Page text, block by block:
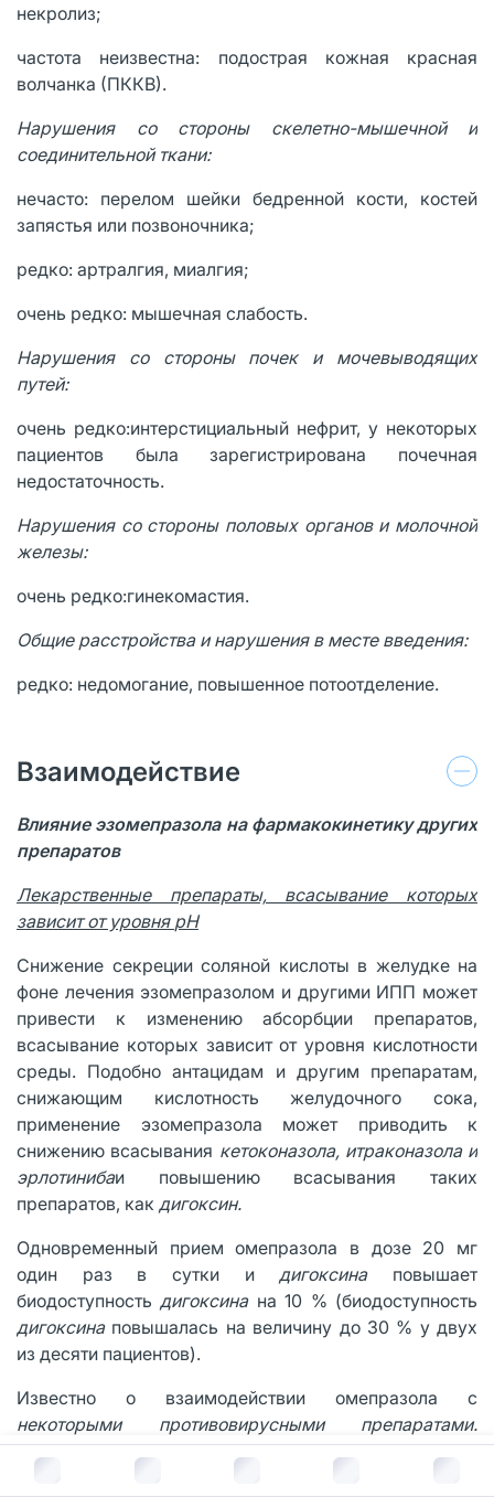
В корзину за руб.
некролиз;
частота неизвестна: подострая кожная красная
волчанка (ПККВ).
Нарушения со стороны скелетно-мышечной и
соединительной ткани:
нечасто: перелом шейки бедренной кости, костей
запястья или позвоночника;
редко: артралгия, миалгия;
очень редко: мышечная слабость.
Нарушения со стороны почек и мочевыводящих
путей:
очень редко:интерстициальный нефрит, у некоторых
пациентов была зарегистрирована почечная
недостаточность.
Нарушения со стороны половых органов и молочной
железы:
очень редко:гинекомастия.
Общие расстройства и нарушения в месте введения:
редко: недомогание, повышенное потоотделение.
Взаимодействие
Влияние эзомепразола на фармакокинетику других
препаратов
Лекарственные препараты, всасывание которых
зависит от уровня pH
Снижение секреции соляной кислоты в желудке на
фоне лечения эзомепразолом и другими ИПП может
привести к изменению абсорбции препаратов,
всасывание которых зависит от уровня кислотности
среды. Подобно антацидам и другим препаратам,
снижающим кислотность желудочного сока,
применение эзомепразола может приводить к
снижению всасывания кетоконазола, итраконазола и
эрлотинибаи повышению всасывания таких
препаратов, как дигоксин.
Одновременный прием омепразола в дозе 20 мг
один раз в сутки идигоксинаповышает
биодоступностьдигоксинана 10 % (биодоступность
дигоксинаповышалась на величину до 30 % у двух
из десяти пациентов).
Известно о взаимодействии омепразола с
некоторыми противовирусными препаратами.
Механизм и клиническое значение этих
взаимодействий не всегда известны. Снижение